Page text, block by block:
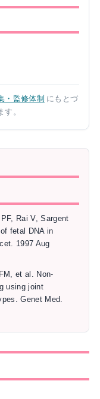
・監修体制 にもとづ
。
Rai V, Sargent
fetal DNA in
1997 Aug
et al. Non-
using joint
Genet Med.